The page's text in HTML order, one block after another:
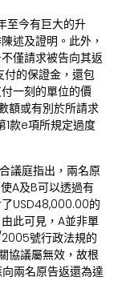
至今有巨大的升
述及證明。此外，
僅請求被告向其返
付的保證金，還包
一刻的單位的價
額或有別於所請求
1款e項所規定過度
議庭指出，兩名原
A及B可以透過有
USD48,000.00的
此可見，A並非單
號行政法規的
協議屬無效，故根
兩名原告返還為達